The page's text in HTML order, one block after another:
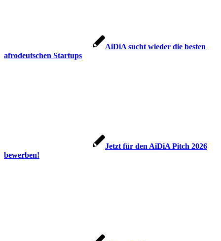
AiDiA sucht wieder die besten
afrodeutschen Startups
Jetzt für den AiDiA Pitch 2026
bewerben!